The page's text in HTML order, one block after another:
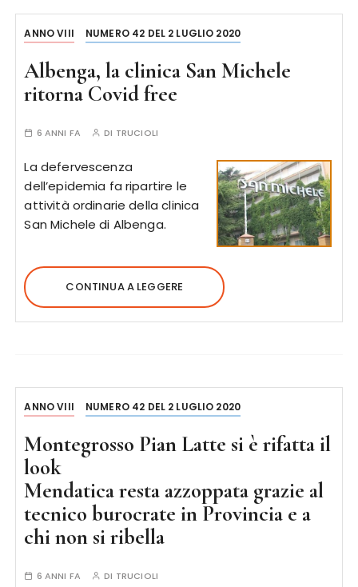
ANNO VIII NUMERO 42 DEL 2 LUGLIO 2020
Albenga, la clinica San Michele
ritorna Covid free
6 ANNI FA DI TRUCIOLI
La defervescenza
dell’epidemia fa ripartire le
attività ordinarie della clinica
San Michele di Albenga.
CONTINUA A LEGGERE
ANNO VIII NUMERO 42 DEL 2 LUGLIO 2020
Montegrosso Pian Latte si è rifatta il
look
Mendatica resta azzoppata grazie al
tecnico burocrate in Provincia e a
chi non si ribella
6 ANNI FA DI TRUCIOLI